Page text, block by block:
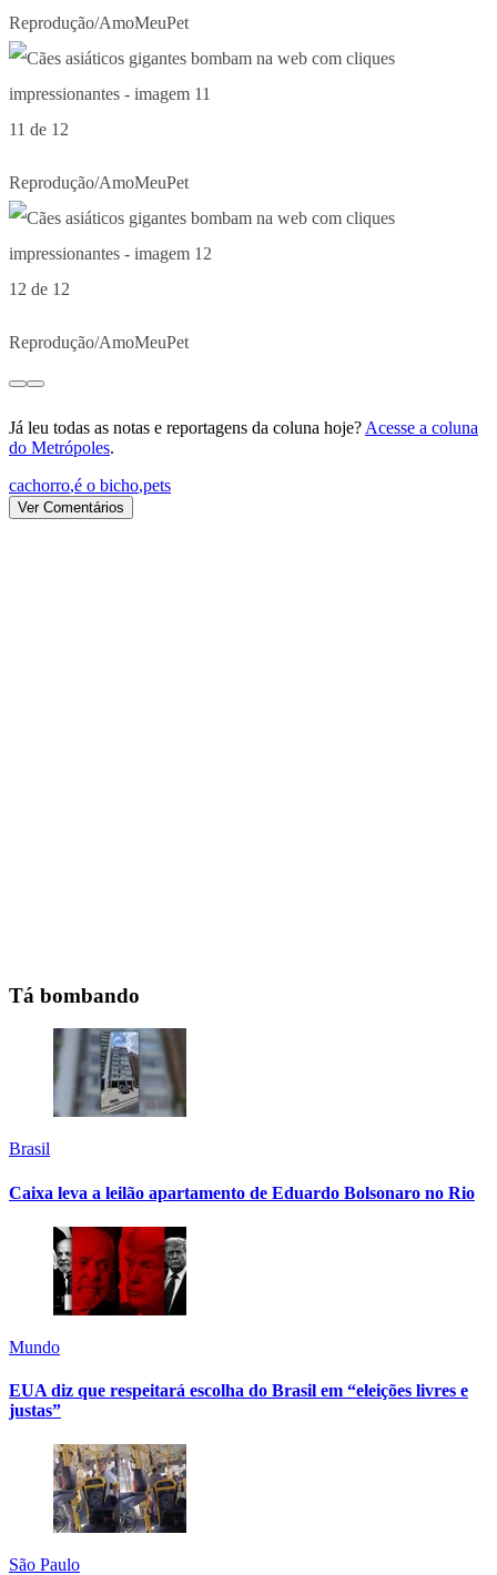
Reprodução/AmoMeuPet
11 de 12
Reprodução/AmoMeuPet
12 de 12
Reprodução/AmoMeuPet
Já leu todas as notas e reportagens da coluna hoje? Acesse a coluna
do Metrópoles.
cachorro,é o bicho,pets
Ver Comentários
Tá bombando
Brasil
Caixa leva a leilão apartamento de Eduardo Bolsonaro no Rio
Mundo
EUA diz que respeitará escolha do Brasil em “eleições livres e
justas”
São Paulo